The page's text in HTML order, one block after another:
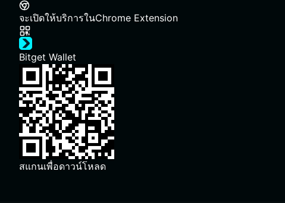
จะเปิดให้บริการในChrome Extension
Bitget Wallet
สแกนเพื่อดาวน์โหลด